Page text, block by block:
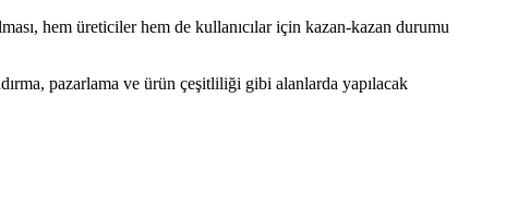
hem üreticiler hem de kullanıcılar için kazan-kazan durumu
pazarlama ve ürün çeşitliliği gibi alanlarda yapılacak